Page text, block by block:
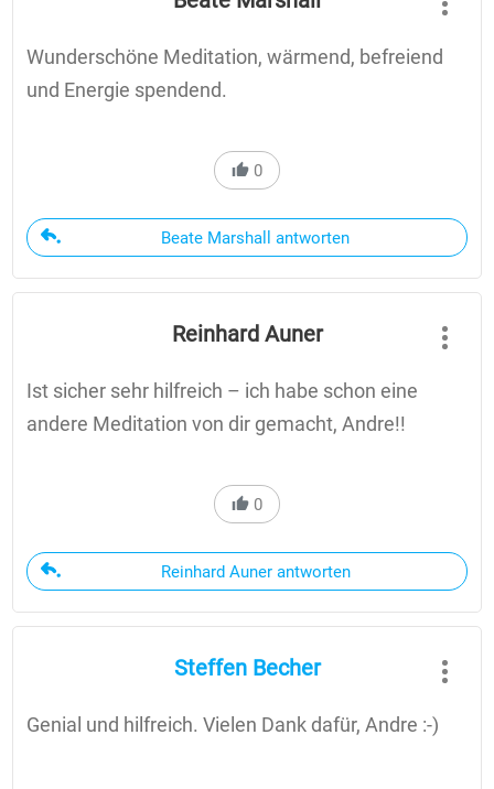
Wunderschöne Meditation, wärmend, befreiend
und Energie spendend.
0
Beate Marshall antworten
Reinhard Auner
Ist sicher sehr hilfreich – ich habe schon eine
andere Meditation von dir gemacht, Andre!!
0
Reinhard Auner antworten
Steffen Becher
Genial und hilfreich. Vielen Dank dafür, Andre :-)